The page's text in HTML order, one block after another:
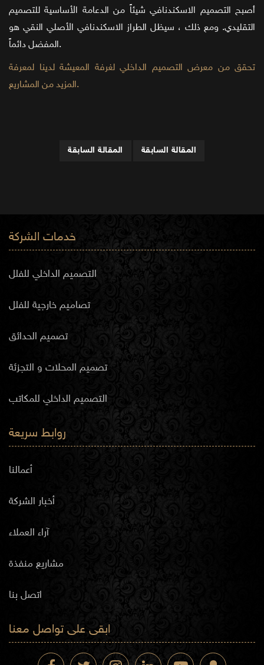
أصبح التصميم الاسكندنافي شيئاً من الدعامة الأساسية للتصميم
التقليدي. ومع ذلك ، سيظل الطراز الاسكندنافي الأصلي النقي هو
المفضل دائماً.
تحقق من معرض التصميم الداخلي لغرفة المعيشة لدينا لمعرفة
المزيد من المشاريع.
المقالة السابقة المقالة السابقة
خدمات الشركة
التصميم الداخلي للفلل
تصاميم خارجية للفلل
تصميم الحدائق
تصميم المحلات و التجزئة
التصميم الداخلي للمكاتب
روابط سريعة
أعمالنا
أخبار الشركة
آراء العملاء
مشاريع منفذة
اتصل بنا
ابقى على تواصل معنا